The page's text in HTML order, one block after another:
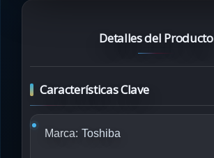
Detalles del Producto
Características Clave
Marca: Toshiba